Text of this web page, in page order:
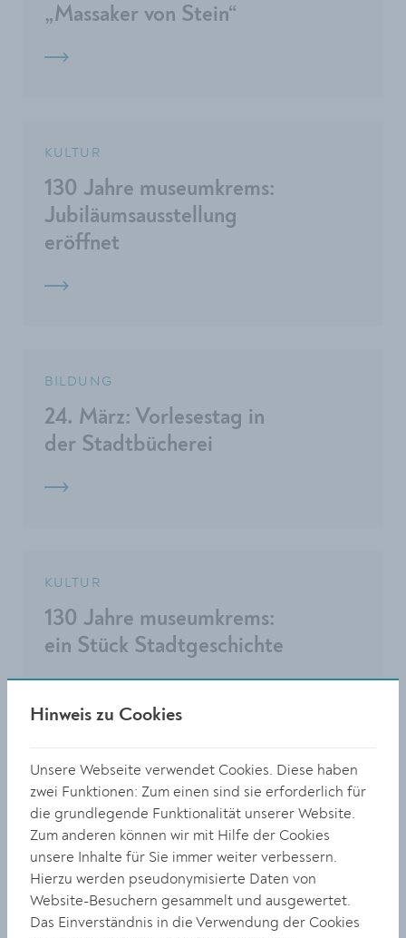
„Massaker von Stein“
KULTUR
130 Jahre museumkrems:
Jubiläumsausstellung
eröffnet
BILDUNG
24. März: Vorlesestag in
der Stadtbücherei
KULTUR
130 Jahre museumkrems:
ein Stück Stadtgeschichte
KULTUR
Aktuell in der
Landesgalerie NÖ: "Die
Erde lesen"
Hinweis zu Cookies
Unsere Webseite verwendet Cookies. Diese haben
zwei Funktionen: Zum einen sind sie erforderlich für
die grundlegende Funktionalität unserer Website.
Zum anderen können wir mit Hilfe der Cookies
unsere Inhalte für Sie immer weiter verbessern.
Hierzu werden pseudonymisierte Daten von
Website-Besuchern gesammelt und ausgewertet.
Das Einverständnis in die Verwendung der Cookies